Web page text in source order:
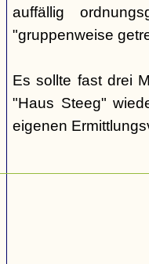
auffällig
"gruppenweise
Es sollte fast drei
"Haus Steeg"
eigenen